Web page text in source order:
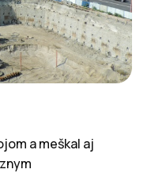
a meškal aj